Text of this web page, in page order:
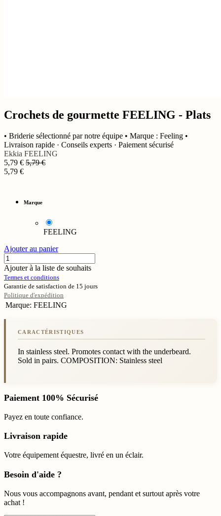
Crochets de gourmette FEELING - Plats
• Briderie sélectionné par notre équipe • Marque : Feeling •
Livraison rapide · Conseils experts · Paiement sécurisé
Ekkia FEELING
5,79 € 5,79€
5,79 €
Marque
FEELING
Ajouter au panier
Ajouter à la liste de souhaits
Termes et conditions
Garantie de satisfaction de 15 jours
Politique d'expédition
Marque: FEELING
In stainless steel. Promotes contact with the underbeard.
Sold in pairs. COMPOSITION: Stainless steel
Paiement 100% Sécurisé
Payez en toute confiance.
Livraison rapide
Votre équipement équestre, livré en un éclair.
Besoin d'aide ?
Nous vous accompagnons avant, pendant et surtout après votre
achat !